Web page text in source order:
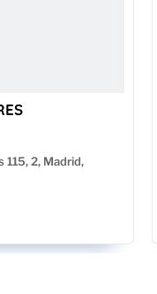
115, 2, Madrid,